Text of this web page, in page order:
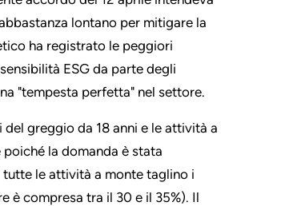
lontano per mitigare la
ha registrato le peggiori
ESG da parte degli
"tempesta perfetta" nel settore.
greggio da 18 anni e le attività a
la domanda è stata
tutte le attività a monte taglino i
è compresa tra il 30 e il 35%). Il